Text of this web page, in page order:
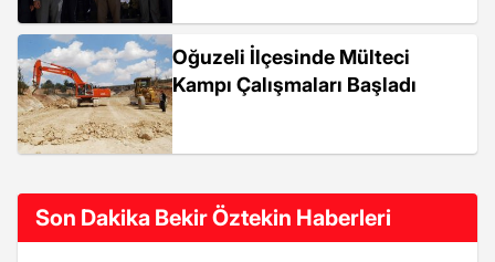
Oğuzeli İlçesinde Mülteci
Kampı Çalışmaları Başladı
Son Dakika Bekir Öztekin Haberleri